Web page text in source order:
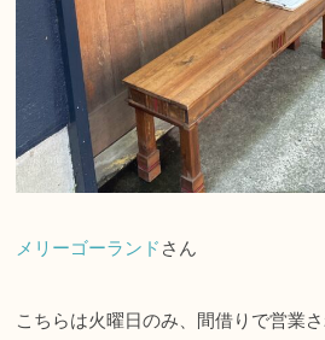
メリーゴーランドさん
こちらは火曜日のみ、間借りで営業